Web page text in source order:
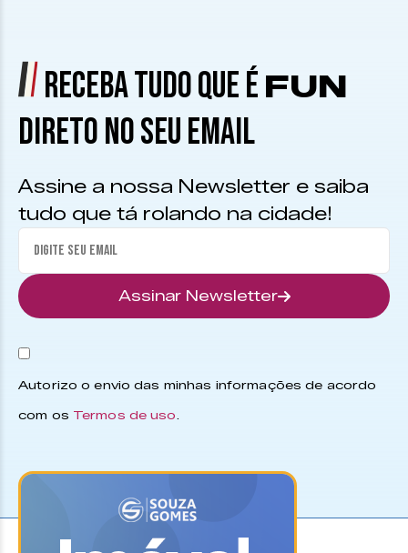
RECEBA TUDO QUE É FUN
DIRETO NO SEU EMAIL
Assine a nossa Newsletter e saiba
tudo que tá rolando na cidade!
Assinar Newsletter
Autorizo o envio das minhas informações de acordo
com os Termos de uso.